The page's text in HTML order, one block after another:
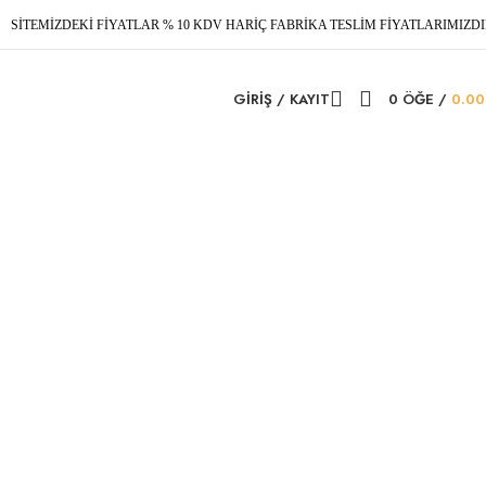
SİTEMİZDEKİ FİYATLAR % 10 KDV HARİÇ FABRİKA TESLİM
GIRIŞ / KAYIT 0 ÖĞE /